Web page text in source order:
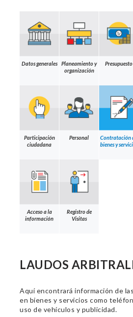
Datos generales
Planeamiento y
organización
Presupuesto
Participación
ciudadana
Personal
Contratación
bienes y
Acceso a la
información
Registro de
Visitas
LAUDOS
Aquí encontrará información de
en bienes y servicios como
uso de vehículos y publicidad.